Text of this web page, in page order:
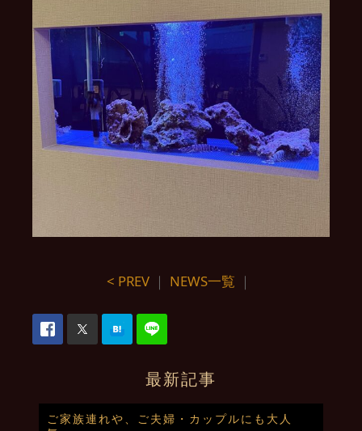
< PREV ｜ NEWS一覧 ｜
最新記事
ご家族連れや、ご夫婦・カップルにも大人